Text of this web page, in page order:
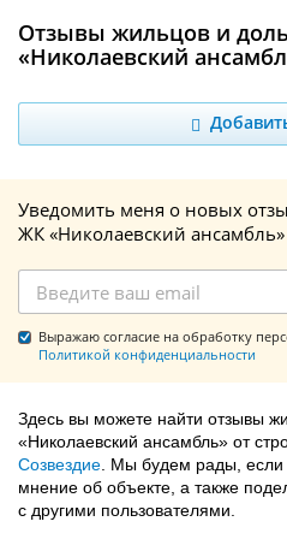
Отзывы жильцов и
«Николаевский
Уведомить меня о новых
ЖК «Николаевский ансамбль»
Выражаю согласие на обработку
Политикой конфиденциальности
Здесь вы можете найти отзывы
«Николаевский ансамбль» от
Созвездие. Мы будем рады, если
мнение об объекте, а также
с другими пользователями.